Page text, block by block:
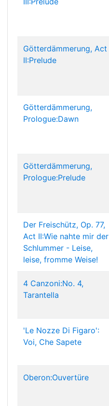
Götterdämmerung, Act
II:Prelude
Götterdämmerung,
Prologue:Dawn
Götterdämmerung,
Prologue:Prelude
Der Freischütz, Op. 77,
Act II:Wie nahte mir der
Schlummer - Leise,
leise, fromme Weise!
4 Canzoni:No. 4,
Tarantella
'Le Nozze Di Figaro':
Voi, Che Sapete
Oberon:Ouvertüre